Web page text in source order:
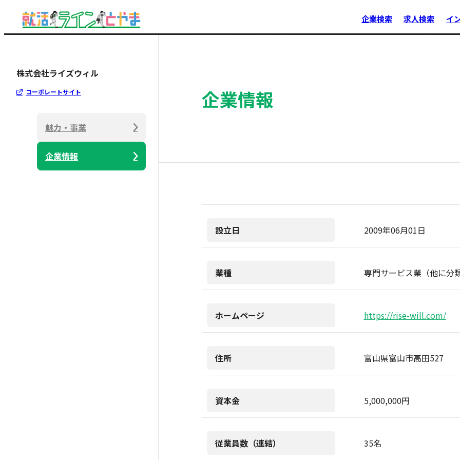
企業検索 求人検索 イ
株式会社ライズウィル
コーポレートサイト
魅力・事業
企業情報
企業情報
設立日 2009年06月01日
業種 専門サービス業（他に分
ホームページ https://rise-will.com/
住所 富山県富山市高田527
資本金 5,000,000円
従業員数（連結） 35名